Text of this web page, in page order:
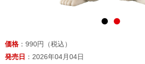
価格 ：990円（税込）
発売日 ：2026年04月04日